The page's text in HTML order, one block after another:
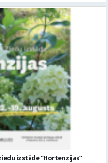
izstāde “Hortenzijas”